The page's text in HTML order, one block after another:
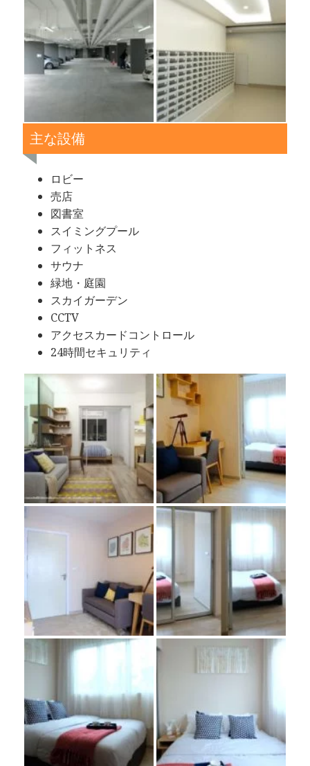
主な設備
ロビー
売店
図書室
スイミングプール
フィットネス
サウナ
緑地・庭園
スカイガーデン
CCTV
アクセスカードコントロール
24時間セキュリティ